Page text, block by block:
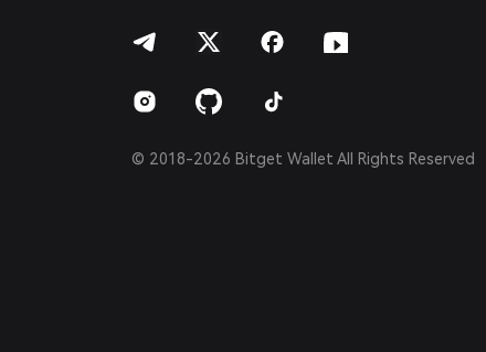
© 2018-2026 Bitget Wallet All Rights Reserved